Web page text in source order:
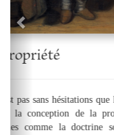
L'homélie
Pauvres paroles que
qu’elle soit réussie ou
la messe un